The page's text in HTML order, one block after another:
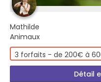
Mathilde
Animaux
3 forfaits - de 200€ à
Détail